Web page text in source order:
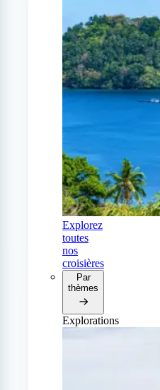
Explorez
toutes
nos
croisières
Par
thèmes
Explorations